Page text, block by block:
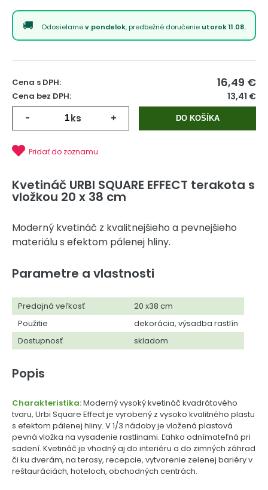
Odosielamev pondelok, predbežné doručenie utorok 11.08.
Cena s DPH: 16,49 €
Cena bez DPH: 13,41 €
- ks + DO KOŠÍKA
Pridať do zoznamu
Kvetináč URBI SQUARE EFFECT terakota s
vložkou 20 x 38 cm
Moderný kvetináč z kvalitnejšieho a pevnejšieho
materiálu s efektom pálenej hliny.
Parametre a vlastnosti
Predajná veľkosť
20 x38 cm
Použitie
dekorácia, výsadba rastlín
Dostupnosť
skladom
Popis
Charakteristika:Moderný vysoký kvetináč kvadrátového
tvaru, Urbi Square Effect je vyrobený z vysoko kvalitného plastu
s efektom pálenej hliny. V 1/3 nádoby je vložená plastová
pevná vložka na vysadenie rastlinami. Ľahko odnímateľná pri
sadení. Kvetináč je vhodný aj do interiéru a do zimných záhrad
či ku dverám, na terasy, recepcie, vytvorenie zelenej bariéry v
reštauráciách, hoteloch, obchodných centrách.